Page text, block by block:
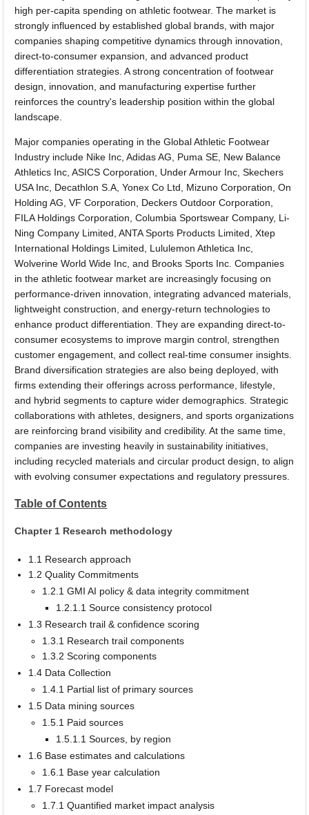
high per-capita spending on athletic footwear. The market is
strongly influenced by established global brands, with major
companies shaping competitive dynamics through innovation,
direct-to-consumer expansion, and advanced product
differentiation strategies. A strong concentration of footwear
design, innovation, and manufacturing expertise further
reinforces the country's leadership position within the global
landscape.
Major companies operating in the Global Athletic Footwear
Industry include Nike Inc, Adidas AG, Puma SE, New Balance
Athletics Inc, ASICS Corporation, Under Armour Inc, Skechers
USA Inc, Decathlon S.A, Yonex Co Ltd, Mizuno Corporation, On
Holding AG, VF Corporation, Deckers Outdoor Corporation,
FILA Holdings Corporation, Columbia Sportswear Company, Li-
Ning Company Limited, ANTA Sports Products Limited, Xtep
International Holdings Limited, Lululemon Athletica Inc,
Wolverine World Wide Inc, and Brooks Sports Inc. Companies
in the athletic footwear market are increasingly focusing on
performance-driven innovation, integrating advanced materials,
lightweight construction, and energy-return technologies to
enhance product differentiation. They are expanding direct-to-
consumer ecosystems to improve margin control, strengthen
customer engagement, and collect real-time consumer insights.
Brand diversification strategies are also being deployed, with
firms extending their offerings across performance, lifestyle,
and hybrid segments to capture wider demographics. Strategic
collaborations with athletes, designers, and sports organizations
are reinforcing brand visibility and credibility. At the same time,
companies are investing heavily in sustainability initiatives,
including recycled materials and circular product design, to align
with evolving consumer expectations and regulatory pressures.
Table of Contents
Chapter 1 Research methodology
1.1 Research approach
1.2 Quality Commitments
1.2.1 GMI AI policy & data integrity commitment
1.2.1.1 Source consistency protocol
1.3 Research trail & confidence scoring
1.3.1 Research trail components
1.3.2 Scoring components
1.4 Data Collection
1.4.1 Partial list of primary sources
1.5 Data mining sources
1.5.1 Paid sources
1.5.1.1 Sources, by region
1.6 Base estimates and calculations
1.6.1 Base year calculation
1.7 Forecast model
1.7.1 Quantified market impact analysis